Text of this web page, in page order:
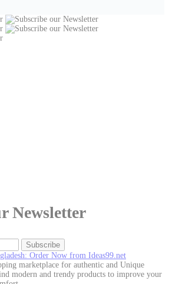
Newsletter
Subscribe
marketplace for authentic and Unique
modern and trendy products to improve your